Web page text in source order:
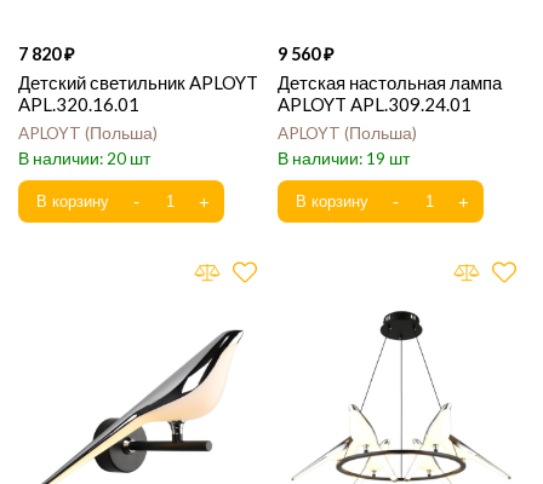
7 820
Детский светильник APLOYT
APL.320.16.01
APLOYT Польша
20
9 560
Детская настольная лампа
APLOYT APL.309.24.01
APLOYT Польша
19